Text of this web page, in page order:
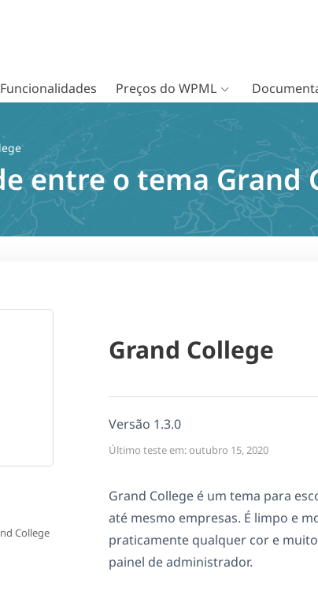
Funcionalidades Preços do WPML
entre o tema Grand
College
Grand College
Versão 1.3.0
Último teste em: outubro 15, 2020
Grand College é um tema para
até mesmo empresas. É limpo e
praticamente qualquer cor e
painel de administrador.